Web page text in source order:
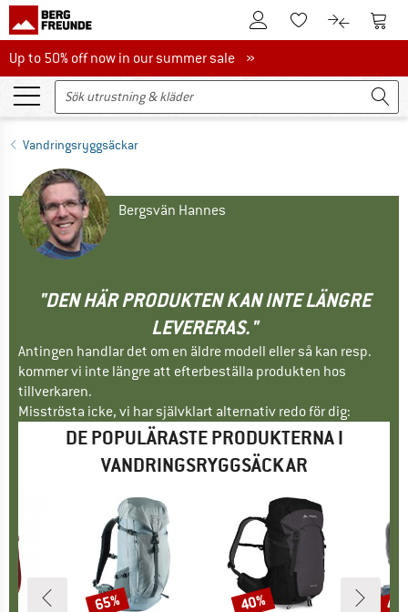
Till kundkontotTill minneslistan.
Till Till
Up to 50% off now in our summer sale
Up to 50% off now in our summer sale »
Vandringsryggsäckar
Bergsvän Hannes
"DEN HÄR PRODUKTEN KAN INTE LÄNGRE
LEVERERAS."
Antingen handlar det om en äldre modell eller så kan resp.
kommer vi inte längre att efterbeställa produkten hos
tillverkaren.
Misströsta icke, vi har självklart alternativ redo för dig:
DE POPULÄRASTE PRODUKTERNA I
VANDRINGSRYGGSÄCKAR
Rabatt
65% Rabatt
40%